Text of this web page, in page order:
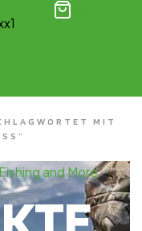
MIT
and More